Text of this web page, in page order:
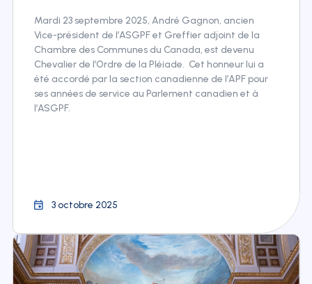
Mardi 23 septembre 2025, André Gagnon, ancien
Vice-président de l’ASGPF et Greffier adjoint de la
Chambre des Communes du Canada, est devenu
Chevalier de l’Ordre de la Pléiade. Cet honneur lui a
été accordé par la section canadienne de l’APF pour
ses années de service au Parlement canadien et à
l’ASGPF.
3 octobre 2025